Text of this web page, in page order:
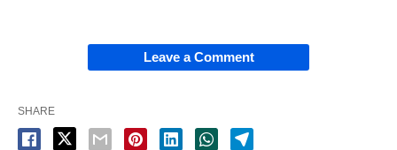
Leave a Comment
SHARE